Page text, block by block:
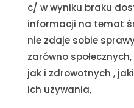
c/ w wyniku braku
informacji na temat
nie zdaje sobie
zarówno
jak i zdrowotnych ,
ich używania,